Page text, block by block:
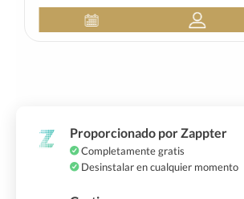
Proporcionado por Zappter
Completamente gratis
Desinstalar en cualquier momento